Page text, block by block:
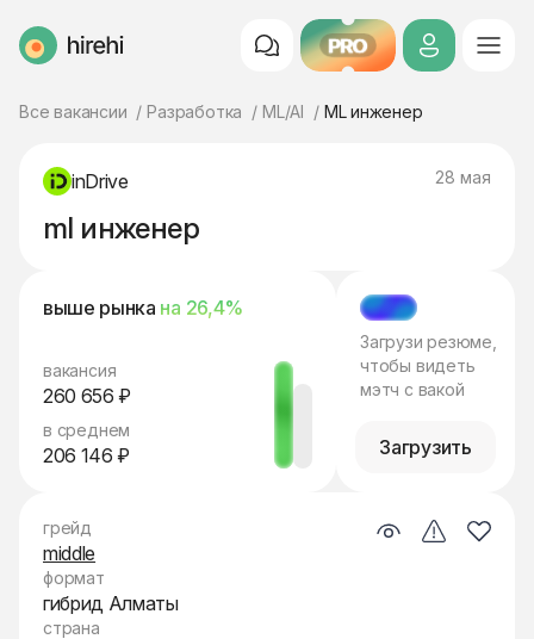
HireHi PRO
Все вакансии Разработка ML/AI ML инженер
inDrive 28 мая
ml инженер
выше рынка на 26,4%
вакансия
260 656 ₽
в среднем
206 146 ₽
МЭТЧ
Загрузи резюме,
чтобы видеть
мэтч с вакой
Загрузить
грейд
middle
формат
гибрид Алматы
страна